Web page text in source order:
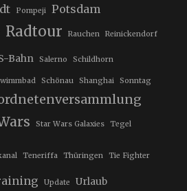
Pompeji Potsdam
Radtour Rauchen Reinickendorf
Bahn Salerno Schildhorn
Schönau Shanghai Sonntag
Star Wars Galaxies Tegel
Teneriffa Thüringen Tie Fighter
Update Urlaub